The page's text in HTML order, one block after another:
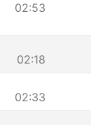
02:53
02:18
02:33